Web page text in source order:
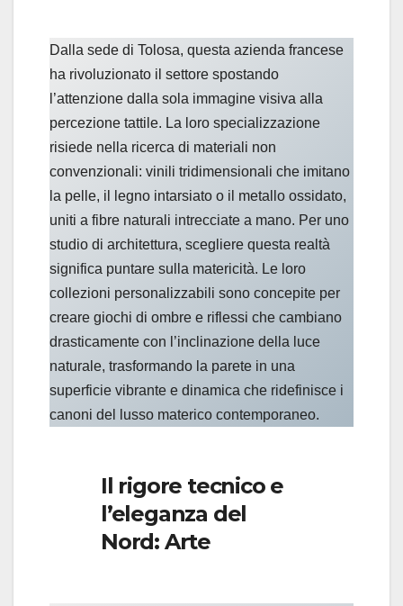
Dalla sede di Tolosa, questa azienda francese
ha rivoluzionato il settore spostando
l’attenzione dalla sola immagine visiva alla
percezione tattile. La loro specializzazione
risiede nella ricerca di materiali non
convenzionali: vinili tridimensionali che imitano
la pelle, il legno intarsiato o il metallo ossidato,
uniti a fibre naturali intrecciate a mano. Per uno
studio di architettura, scegliere questa realtà
significa puntare sulla matericità. Le loro
collezioni personalizzabili sono concepite per
creare giochi di ombre e riflessi che cambiano
drasticamente con l’inclinazione della luce
naturale, trasformando la parete in una
superficie vibrante e dinamica che ridefinisce i
canoni del lusso materico contemporaneo.
Il rigore tecnico e
l’eleganza del
Nord: Arte